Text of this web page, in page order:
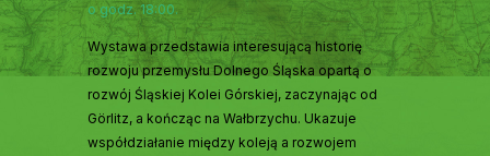
o godz. 18:00.
Wystawa przedstawia interesującą historię
rozwoju przemysłu Dolnego Śląska opartą o
rozwój Śląskiej Kolei Górskiej, zaczynając od
Görlitz, a kończąc na Wałbrzychu. Ukazuje
współdziałanie między koleją a rozwojem